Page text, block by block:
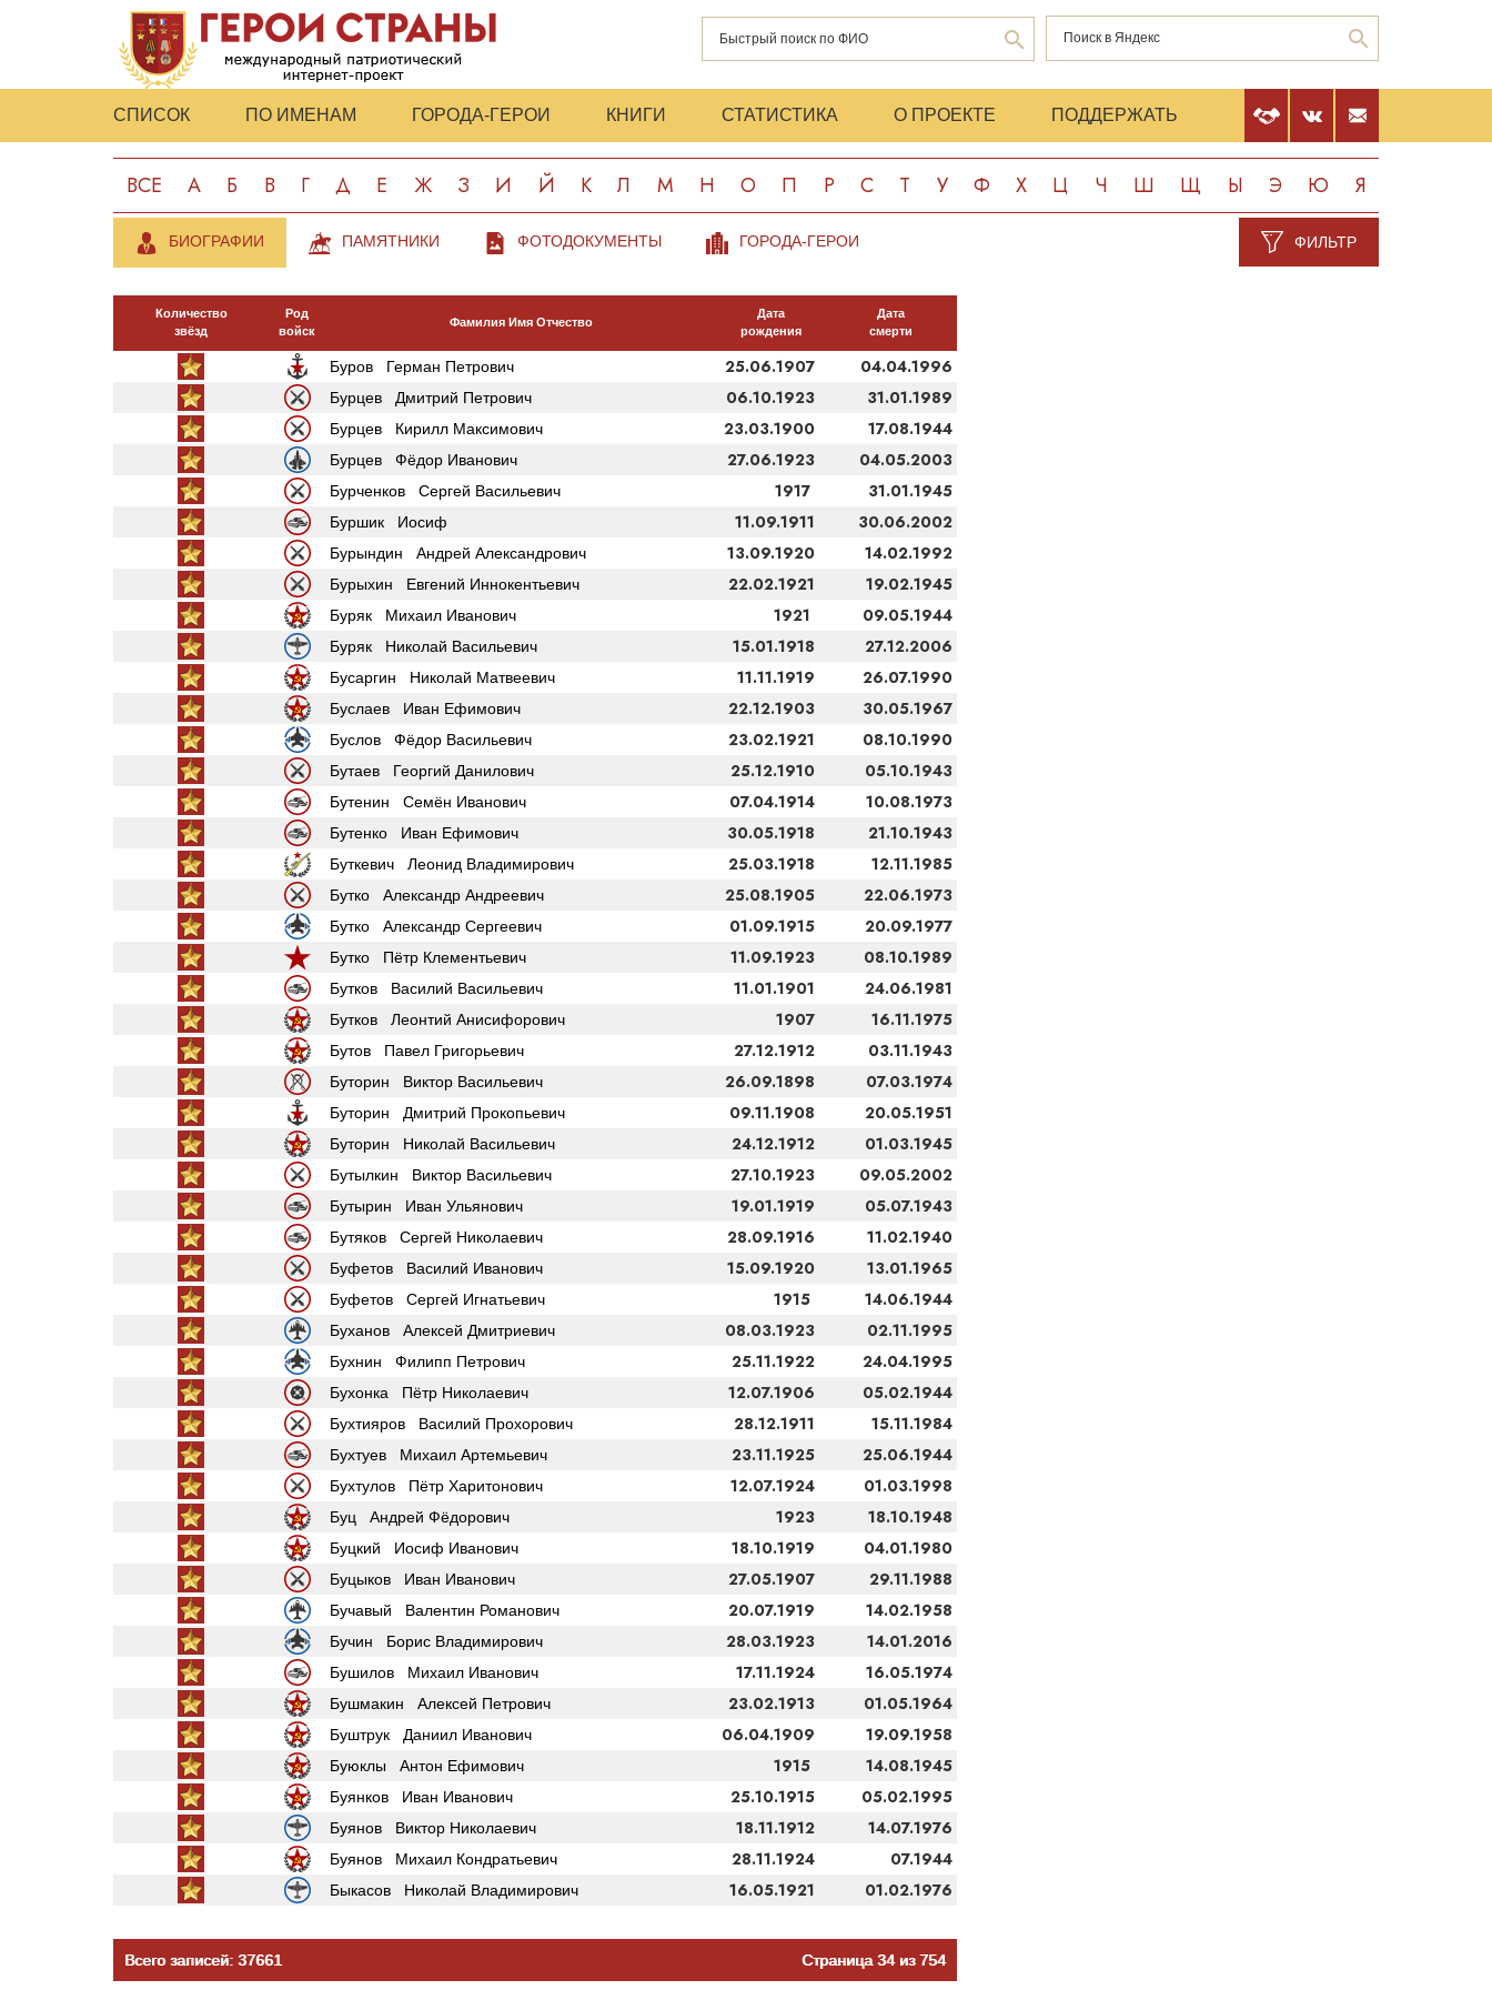
СПИСОК ПО ИМЕНАМ ГОРОДА-ГЕРОИ КНИГИ СТАТИСТИКА О ПРОЕКТЕ ПОДДЕРЖАТЬ
ВСЕ А Б В Г Д Е Ж З И Й К Л М Н О П Р С Т У Ф Х Ц Ч Ш Щ Ы Э Ю Я
БИОГРАФИИ ПАМЯТНИКИ ФОТОДОКУМЕНТЫ ГОРОДА-ГЕРОИ ФИЛЬТР
Количество
звёзд
Род
войск
Фамилия Имя Отчество
Дата
рождения
Дата
смерти
Буров Герман Петрович 25.06.1907 04.04.1996
Бурцев Дмитрий Петрович 06.10.1923 31.01.1989
Бурцев Кирилл Максимович 23.03.1900 17.08.1944
Бурцев Фёдор Иванович 27.06.1923 04.05.2003
Бурченков Сергей Васильевич 1917 31.01.1945
Буршик Иосиф 11.09.1911 30.06.2002
Бурындин Андрей Александрович 13.09.1920 14.02.1992
Бурыхин Евгений Иннокентьевич 22.02.1921 19.02.1945
Буряк Михаил Иванович 1921 09.05.1944
Буряк Николай Васильевич 15.01.1918 27.12.2006
Бусаргин Николай Матвеевич 11.11.1919 26.07.1990
Буслаев Иван Ефимович 22.12.1903 30.05.1967
Буслов Фёдор Васильевич 23.02.1921 08.10.1990
Бутаев Георгий Данилович 25.12.1910 05.10.1943
Бутенин Семён Иванович 07.04.1914 10.08.1973
Бутенко Иван Ефимович 30.05.1918 21.10.1943
Буткевич Леонид Владимирович 25.03.1918 12.11.1985
Бутко Александр Андреевич 25.08.1905 22.06.1973
Бутко Александр Сергеевич 01.09.1915 20.09.1977
Бутко Пётр Клементьевич 11.09.1923 08.10.1989
Бутков Василий Васильевич 11.01.1901 24.06.1981
Бутков Леонтий Анисифорович 1907 16.11.1975
Бутов Павел Григорьевич 27.12.1912 03.11.1943
Буторин Виктор Васильевич 26.09.1898 07.03.1974
Буторин Дмитрий Прокопьевич 09.11.1908 20.05.1951
Буторин Николай Васильевич 24.12.1912 01.03.1945
Бутылкин Виктор Васильевич 27.10.1923 09.05.2002
Бутырин Иван Ульянович 19.01.1919 05.07.1943
Бутяков Сергей Николаевич 28.09.1916 11.02.1940
Буфетов Василий Иванович 15.09.1920 13.01.1965
Буфетов Сергей Игнатьевич 1915 14.06.1944
Буханов Алексей Дмитриевич 08.03.1923 02.11.1995
Бухнин Филипп Петрович 25.11.1922 24.04.1995
Бухонка Пётр Николаевич 12.07.1906 05.02.1944
Бухтияров Василий Прохорович 28.12.1911 15.11.1984
Бухтуев Михаил Артемьевич 23.11.1925 25.06.1944
Бухтулов Пётр Харитонович 12.07.1924 01.03.1998
Буц Андрей Фёдорович 1923 18.10.1948
Буцкий Иосиф Иванович 18.10.1919 04.01.1980
Буцыков Иван Иванович 27.05.1907 29.11.1988
Бучавый Валентин Романович 20.07.1919 14.02.1958
Бучин Борис Владимирович 28.03.1923 14.01.2016
Бушилов Михаил Иванович 17.11.1924 16.05.1974
Бушмакин Алексей Петрович 23.02.1913 01.05.1964
Буштрук Даниил Иванович 06.04.1909 19.09.1958
Буюклы Антон Ефимович 1915 14.08.1945
Буянков Иван Иванович 25.10.1915 05.02.1995
Буянов Виктор Николаевич 18.11.1912 14.07.1976
Буянов Михаил Кондратьевич 28.11.1924 07.1944
Быкасов Николай Владимирович 16.05.1921 01.02.1976
Всего записей: 37661 Страница 34 из 754